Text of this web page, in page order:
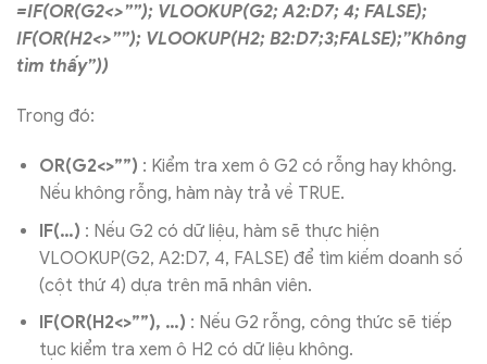
=IF(OR(G2<>””); VLOOKUP(G2; A2:D7; 4; FALSE);
IF(OR(H2<>””); VLOOKUP(H2; B2:D7;3;FALSE);”Không
tìm thấy”))
Trong đó:
OR(G2<>””) : Kiểm tra xem ô G2 có rỗng hay không.
Nếu không rỗng, hàm này trả về TRUE.
IF(…) : Nếu G2 có dữ liệu, hàm sẽ thực hiện
VLOOKUP(G2, A2:D7, 4, FALSE) để tìm kiếm doanh số
(cột thứ 4) dựa trên mã nhân viên.
IF(OR(H2<>””), …) : Nếu G2 rỗng, công thức sẽ tiếp
tục kiểm tra xem ô H2 có dữ liệu không.